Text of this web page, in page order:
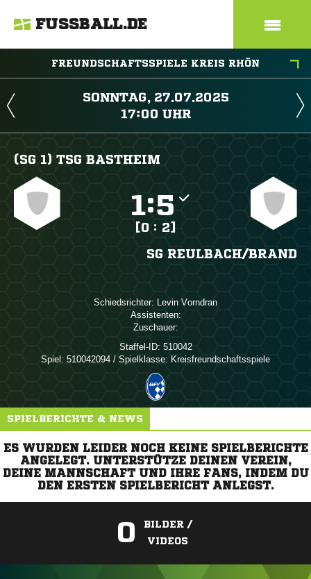
FUSSBALL.DE
FREUNDSCHAFTSSPIELE KREIS RHÖN
 
 
(SG 1) TSG BASTHEIM
:
[0 : 2]
SG REULBACH/​BRAND
Schiedsrichter:  
Assistenten:
Zuschauer:
Staffel-ID: 510042
Spiel: 510042094 / Spielklasse: Kreisfreundschaftsspiele
SPIELBERICHTE & NEWS
ES WURDEN LEIDER NOCH KEINE SPIELBERICHTE
ANGELEGT. UNTERSTÜTZE DEINEN VEREIN,
DEINE MANNSCHAFT UND IHRE FANS, INDEM DU
DEN ERSTEN SPIELBERICHT ANLEGST.
0
BILDER /
VIDEOS